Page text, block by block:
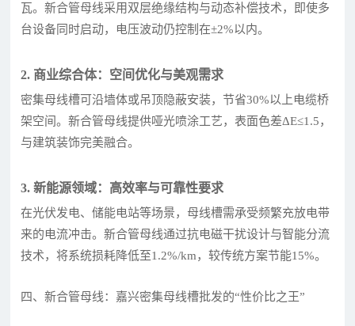
瓦。新合管母线采用双层绝缘结构与动态补偿技术，即使多
台设备同时启动，电压波动仍控制在±2%以内。
2. 商业综合体：空间优化与美观需求
密集母线槽可沿墙体或吊顶隐蔽安装，节省30%以上电缆桥
架空间。新合管母线提供哑光喷涂工艺，表面色差ΔE≤1.5，
与建筑装饰完美融合。
3. 新能源领域：高效率与可靠性要求
在光伏发电、储能电站等场景，母线槽需承受频繁充放电带
来的电流冲击。新合管母线通过抗电磁干扰设计与智能分流
技术，将系统损耗降低至1.2%/km，较传统方案节能15%。
四、新合管母线：嘉兴密集母线槽批发的“性价比之王”